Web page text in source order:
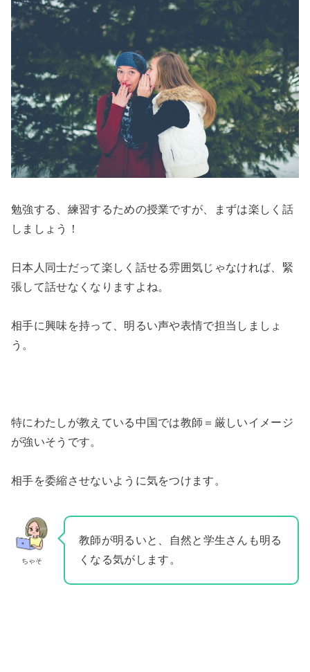
勉強する、練習するための授業ですが、まずは楽しく話
しましょう！
日本人同士だって楽しく話せる雰囲気じゃなければ、緊
張して話せなくなりますよね。
相手に興味を持って、明るい声や表情で担当しましょ
う。
特にわたしが教えている中国では教師＝厳しいイメージ
が強いそうです。
相手を委縮させないように気をつけます。
ちゃそ
教師が明るいと、自然と学生さんも明る
くなる気がします。